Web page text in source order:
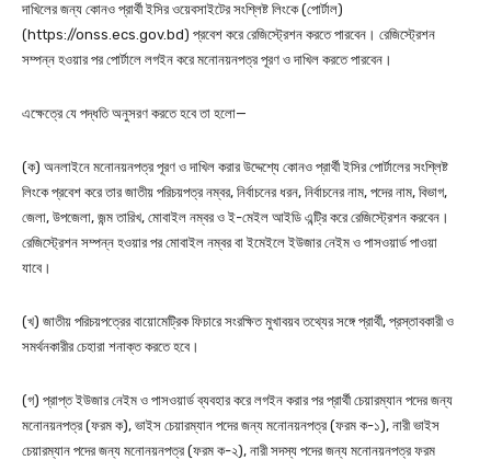
দাখিলের জন্য কোনও প্রার্থী ইসির ওয়েবসাইটের সংশ্লিষ্ট লিংকে (পোর্টাল)
(https://onss.ecs.gov.bd) প্রবেশ করে রেজিস্ট্রেশন করতে পারবেন। রেজিস্ট্রেশন
সম্পন্ন হওয়ার পর পোর্টালে লগইন করে মনোনয়নপত্র পূরণ ও দাখিল করতে পারবেন।
এক্ষেত্রে যে পদ্ধতি অনুসরণ করতে হবে তা হলো—
(ক) অনলাইনে মনোনয়নপত্র পূরণ ও দাখিল করার উদ্দেশ্যে কোনও প্রার্থী ইসির পোর্টালের সংশ্লিষ্ট
লিংকে প্রবেশ করে তার জাতীয় পরিচয়পত্র নম্বর, নির্বাচনের ধরন, নির্বাচনের নাম, পদের নাম, বিভাগ,
জেলা, উপজেলা, জন্ম তারিখ, মোবাইল নম্বর ও ই-মেইল আইডি এন্ট্রি করে রেজিস্ট্রেশন করবেন।
রেজিস্ট্রেশন সম্পন্ন হওয়ার পর মোবাইল নম্বর বা ইমেইলে ইউজার নেইম ও পাসওয়ার্ড পাওয়া
যাবে।
(খ) জাতীয় পরিচয়পত্রের বায়োমেট্রিক ফিচারে সংরক্ষিত মুখাবয়ব তথ্যের সঙ্গে প্রার্থী, প্রস্তাবকারী ও
সমর্থনকারীর চেহারা শনাক্ত করতে হবে।
(গ) প্রাপ্ত ইউজার নেইম ও পাসওয়ার্ড ব্যবহার করে লগইন করার পর প্রার্থী চেয়ারম্যান পদের জন্য
মনোনয়নপত্র (ফরম ক), ভাইস চেয়ারম্যান পদের জন্য মনোনয়নপত্র (ফরম ক-১), নারী ভাইস
চেয়ারম্যান পদের জন্য মনোনয়নপত্র (ফরম ক-২), নারী সদস্য পদের জন্য মনোনয়নপত্র ফরম